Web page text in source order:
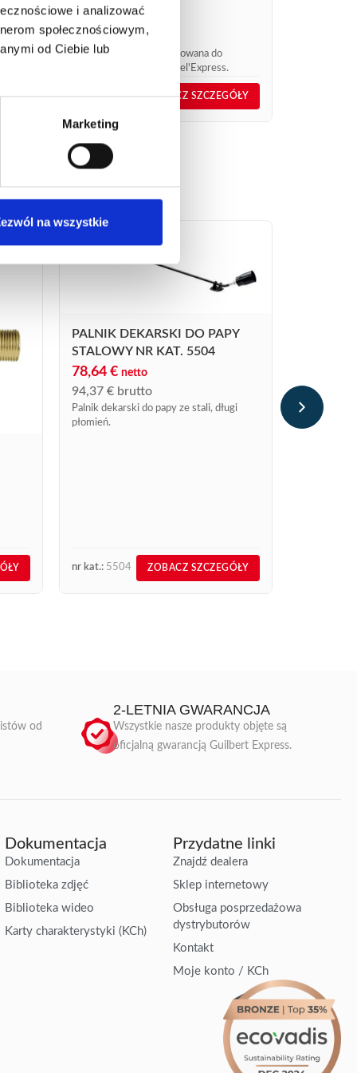
i analizować
społecznościowym,
od Ciebie lub
Marketing
na wszystkie
99,06€ netto
118,87€brutto
Nowa rękojeść przystosowana do
palników dekarskich Steel'Express.
nr kat.:640 ZOBACZ SZCZEGÓŁY
PALNIK DEKARSKI DO PAPY
STALOWY NR KAT. 5504
78,64 € netto
94,37 € brutto
Palnik dekarski do papy ze stali, długi
płomień.
nr kat.: 5504 ZOBACZ SZCZEGÓŁY
LASKA
NR KAT.
51,81
od
2-LETNIA GWARANCJA
Wszystkie nasze produkty objęte są
oficjalną gwarancją Guilbert Express.
Dokumentacja
Dokumentacja
Biblioteka zdjęć
Biblioteka wideo
Karty charakterystyki (KCh)
Przydatne linki
Znajdź dealera
Sklep internetowy
Obsługa posprzedażowa
dystrybutorów
Kontakt
Moje konto / KCh